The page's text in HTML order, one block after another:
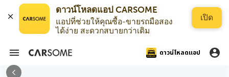
แอปที่ช่วยให้คุณซื้อ-ขายรถมือสอง
ได้ง่าย สะดวกสบายกว่าเดิม
เปิด
ดาวน์โหลดแอป